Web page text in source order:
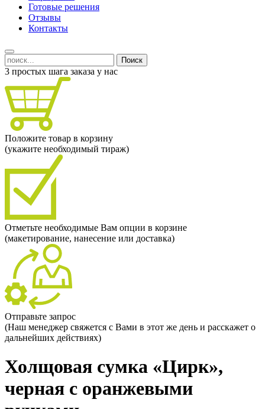
Готовые решения
Отзывы
Контакты
Поиск
3 простых шага заказа у нас
Положите товар в корзину
(укажите необходимый тираж)
Отметьте необходимые Вам опции в корзине
(макетирование, нанесение или доставка)
Отправьте запрос
(Наш менеджер свяжется с Вами в этот же день и расскажет о
дальнейших действиях)
Холщовая сумка «Цирк»,
черная с оранжевыми